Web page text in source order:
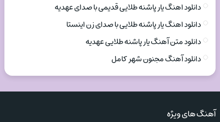
دانلود اهنگ یار پاشنه طلایی قدیمی با صدای عهدیه
دانلود اهنگ یار پاشنه طلایی با صدای زن اینستا
دانلود متن آهنگ یار پاشنه طلایی عهدیه
دانلود آهنگ مجنون شهر کامل
آهنگ های ویژه